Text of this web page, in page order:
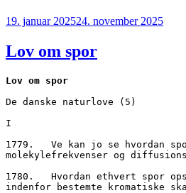
Udgivet
19. januar 202524. november 2025
Lov om spor
Lov om spor
De danske naturlove (5)
I
1779.	Ve kan jo se hvordan spor består af
molekylefrekvenser og
1780.	Hvordan ethvert spor opstår og fortabes
indenfor bestemte kromatiske